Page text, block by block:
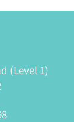
(Level 1)